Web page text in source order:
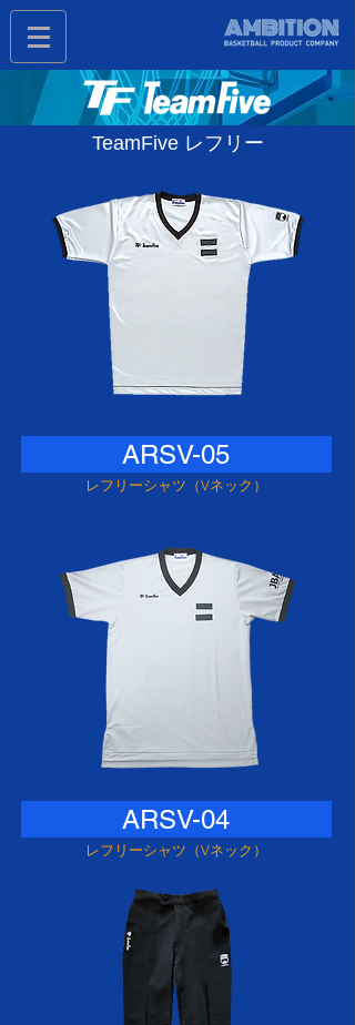
TeamFive レフリー
ARSV-05
レフリーシャツ（Vネック）
ARSV-04
レフリーシャツ（Vネック）